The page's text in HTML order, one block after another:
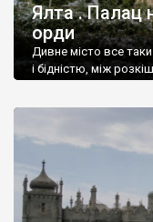
Ялта . Палац
орди
Дивне місто все
і бідністю, між